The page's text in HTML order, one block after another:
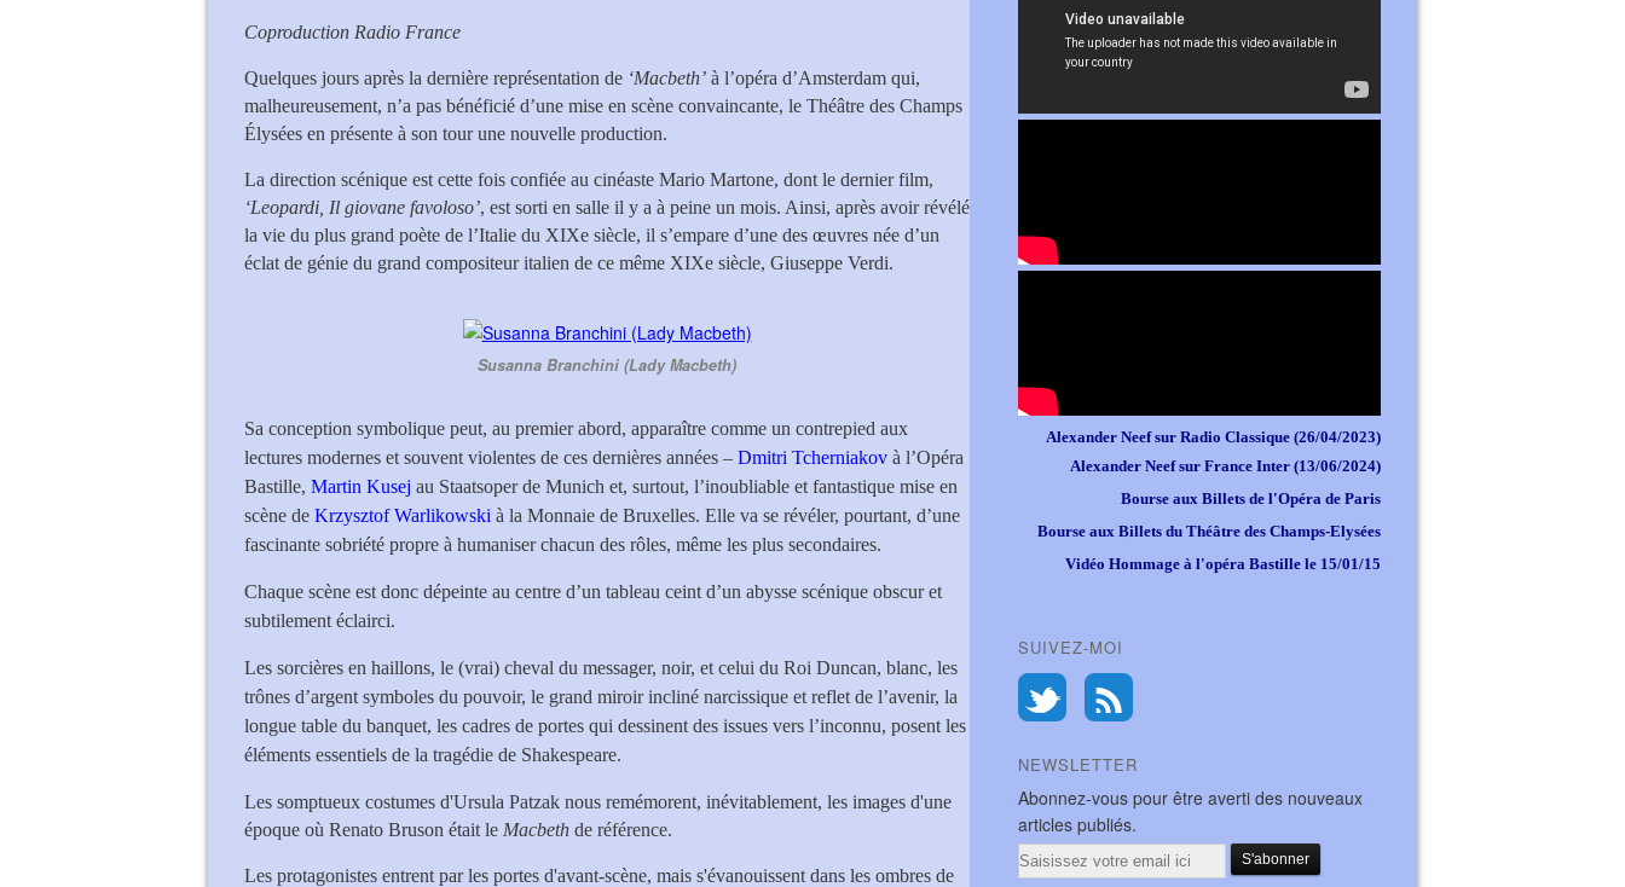
Coproduction Radio France
Quelques jours après la dernière représentation de ‘Macbeth’ à l’opéra d’Amsterdam qui,
malheureusement, n’a pas bénéficié d’une mise en scène convaincante, le Théâtre des Champs
Élysées en présente à son tour une nouvelle production.
La direction scénique est cette fois confiée au cinéaste Mario Martone, dont le dernier film,
‘Leopardi, Il giovane favoloso’, est sorti en salle il y a à peine un mois. Ainsi, après avoir révélé
la vie du plus grand poète de l’Italie du XIXe siècle, il s’empare d’une des œuvres née d’un
éclat de génie du grand compositeur italien de ce même XIXe siècle, Giuseppe Verdi.
Susanna Branchini (Lady Macbeth)
Sa conception symbolique peut, au premier abord, apparaître comme un contrepied aux
lectures modernes et souvent violentes de ces dernières années – Dmitri Tcherniakov à l’Opéra
Bastille, Martin Kusej au Staatsoper de Munich et, surtout, l’inoubliable et fantastique mise en
scène de Krzysztof Warlikowski à la Monnaie de Bruxelles. Elle va se révéler, pourtant, d’une
fascinante sobriété propre à humaniser chacun des rôles, même les plus secondaires.
Chaque scène est donc dépeinte au centre d’un tableau ceint d’un abysse scénique obscur et
subtilement éclairci.
Les sorcières en haillons, le (vrai) cheval du messager, noir, et celui du Roi Duncan, blanc, les
trônes d’argent symboles du pouvoir, le grand miroir incliné narcissique et reflet de l’avenir, la
longue table du banquet, les cadres de portes qui dessinent des issues vers l’inconnu, posent les
éléments essentiels de la tragédie de Shakespeare.
Les somptueux costumes d'Ursula Patzak nous remémorent, inévitablement, les images d'une
époque où Renato Bruson était le Macbeth de référence.
Les protagonistes entrent par les portes d'avant-scène, mais s'évanouissent dans les ombres de
Alexander Neef sur Radio Classique (26/04/2023)
Alexander Neef sur France Inter (13/06/2024)
Bourse aux Billets de l'Opéra de Paris
Bourse aux Billets du Théâtre des Champs-Elysées
Vidéo Hommage à l'opéra Bastille le 15/01/15
SUIVEZ-MOI
NEWSLETTER
Abonnez-vous pour être averti des nouveaux
articles publiés.
Email